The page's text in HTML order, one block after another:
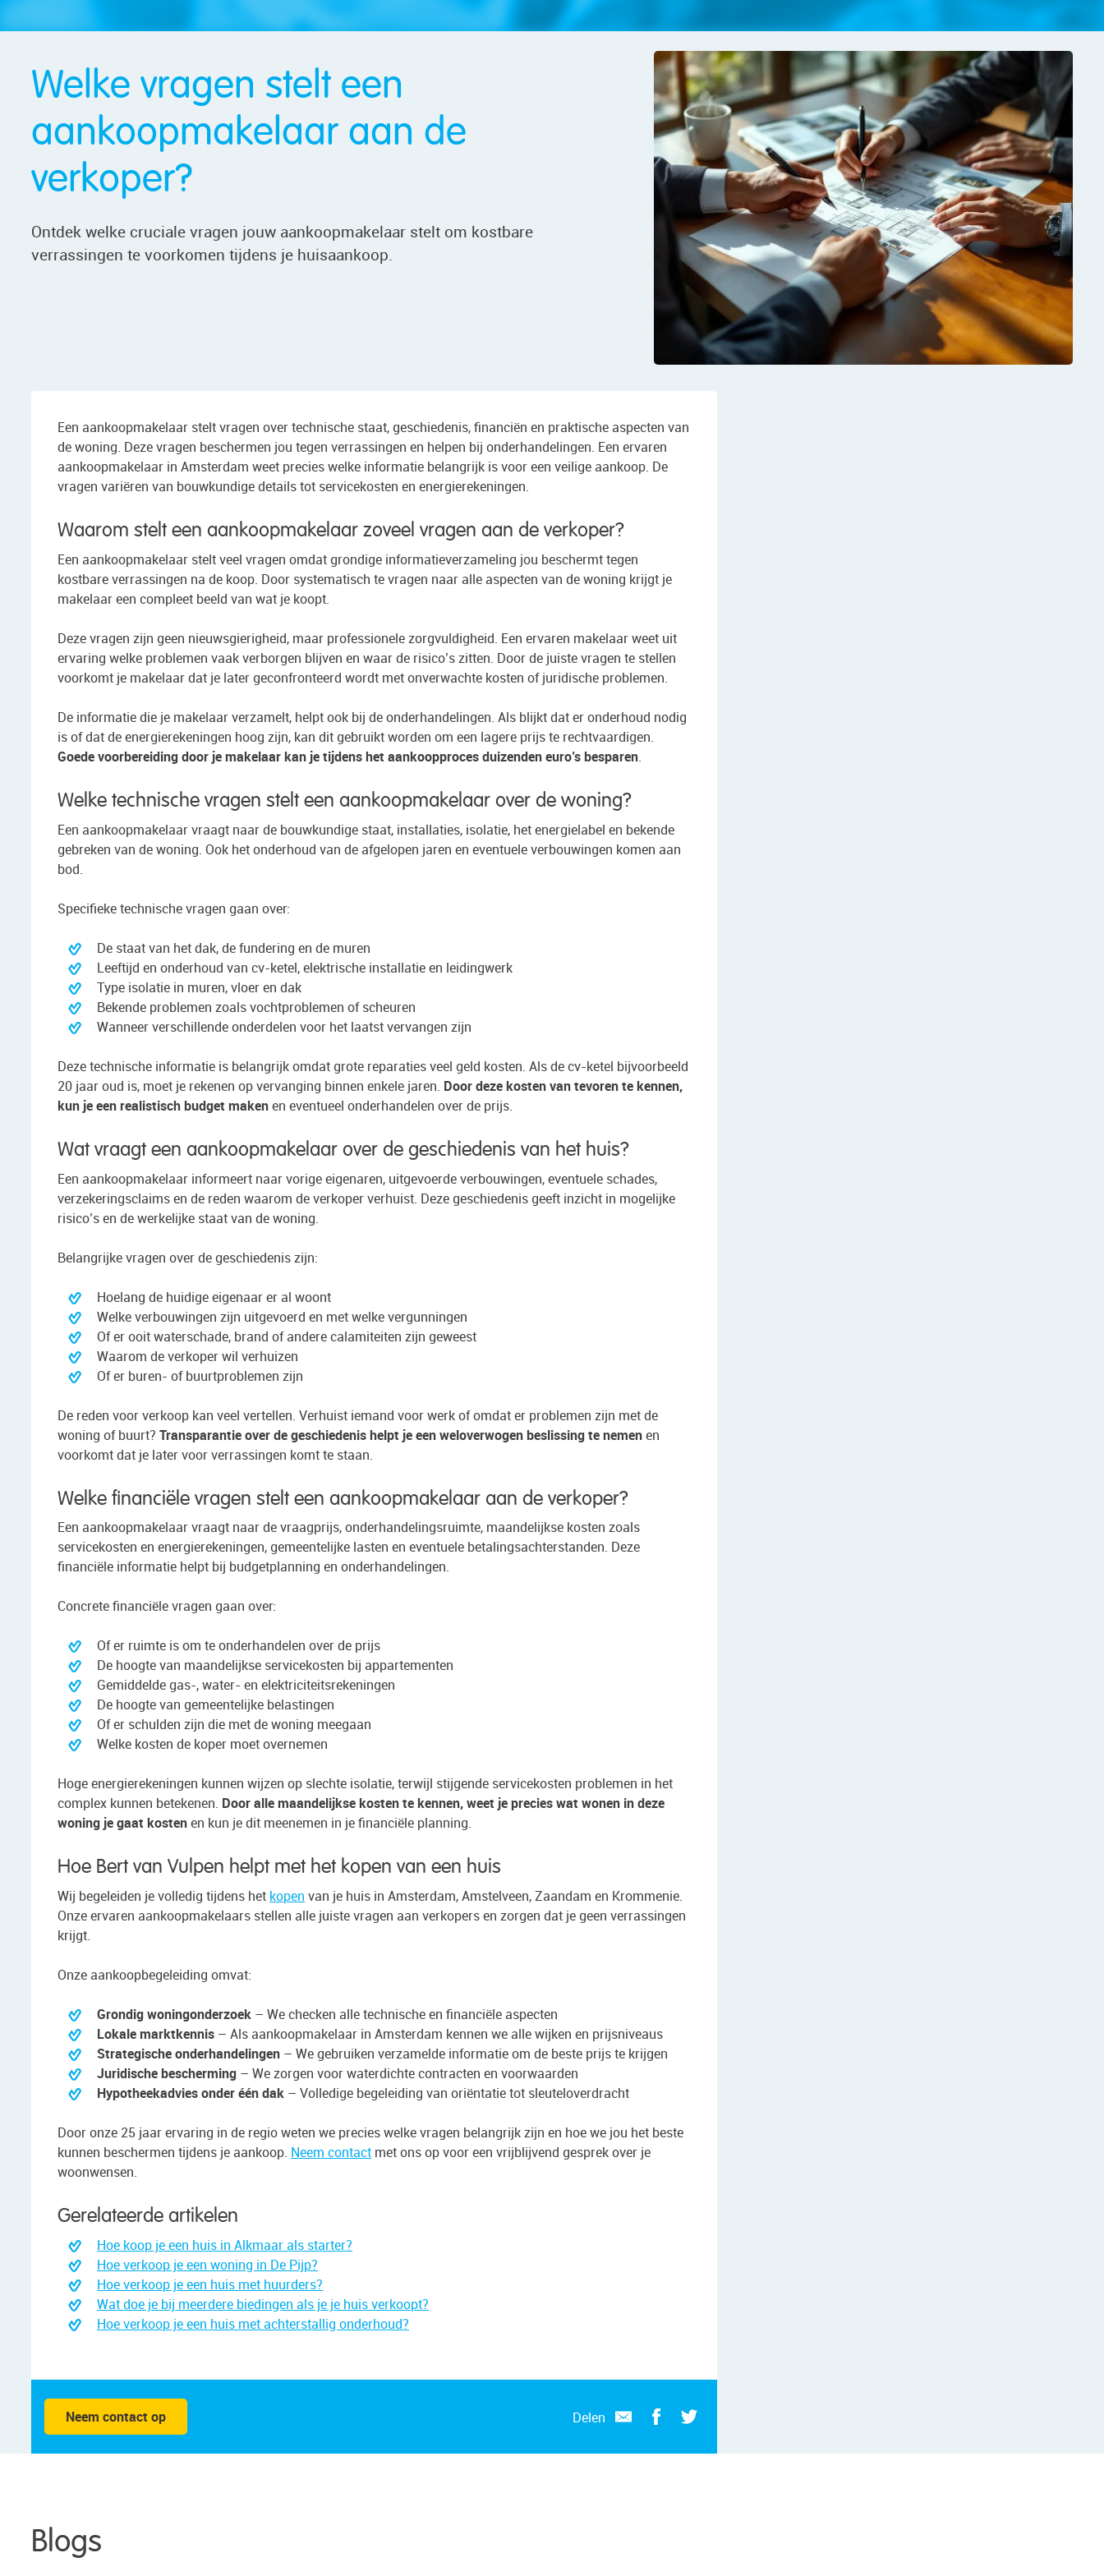
Welke vragen stelt een
aankoopmakelaar aan de
verkoper?
Ontdek welke cruciale vragen jouw aankoopmakelaar stelt om kostbare
verrassingen te voorkomen tijdens je huisaankoop.
Een aankoopmakelaar stelt vragen over technische staat, geschiedenis, financiën en praktische aspecten van
de woning. Deze vragen beschermen jou tegen verrassingen en helpen bij onderhandelingen. Een ervaren
aankoopmakelaar in Amsterdam weet precies welke informatie belangrijk is voor een veilige aankoop. De
vragen variëren van bouwkundige details tot servicekosten en energierekeningen.
Waarom stelt een aankoopmakelaar zoveel vragen aan de verkoper?
Een aankoopmakelaar stelt veel vragen omdat grondige informatieverzameling jou beschermt tegen
kostbare verrassingen na de koop. Door systematisch te vragen naar alle aspecten van de woning krijgt je
makelaar een compleet beeld van wat je koopt.
Deze vragen zijn geen nieuwsgierigheid, maar professionele zorgvuldigheid. Een ervaren makelaar weet uit
ervaring welke problemen vaak verborgen blijven en waar de risico’s zitten. Door de juiste vragen te stellen
voorkomt je makelaar dat je later geconfronteerd wordt met onverwachte kosten of juridische problemen.
De informatie die je makelaar verzamelt, helpt ook bij de onderhandelingen. Als blijkt dat er onderhoud nodig
is of dat de energierekeningen hoog zijn, kan dit gebruikt worden om een lagere prijs te rechtvaardigen.
Goede voorbereiding door je makelaar kan je tijdens het aankoopproces duizenden euro’s besparen.
Welke technische vragen stelt een aankoopmakelaar over de woning?
Een aankoopmakelaar vraagt naar de bouwkundige staat, installaties, isolatie, het energielabel en bekende
gebreken van de woning. Ook het onderhoud van de afgelopen jaren en eventuele verbouwingen komen aan
bod.
Specifieke technische vragen gaan over:
De staat van het dak, de fundering en de muren
Leeftijd en onderhoud van cv-ketel, elektrische installatie en leidingwerk
Type isolatie in muren, vloer en dak
Bekende problemen zoals vochtproblemen of scheuren
Wanneer verschillende onderdelen voor het laatst vervangen zijn
Deze technische informatie is belangrijk omdat grote reparaties veel geld kosten. Als de cv-ketel bijvoorbeeld
20 jaar oud is, moet je rekenen op vervanging binnen enkele jaren. Door deze kosten van tevoren te kennen,
kun je een realistisch budget makenen eventueel onderhandelen over de prijs.
Wat vraagt een aankoopmakelaar over de geschiedenis van het huis?
Een aankoopmakelaar informeert naar vorige eigenaren, uitgevoerde verbouwingen, eventuele schades,
verzekeringsclaims en de reden waarom de verkoper verhuist. Deze geschiedenis geeft inzicht in mogelijke
risico’s en de werkelijke staat van de woning.
Belangrijke vragen over de geschiedenis zijn:
Hoelang de huidige eigenaar er al woont
Welke verbouwingen zijn uitgevoerd en met welke vergunningen
Of er ooit waterschade, brand of andere calamiteiten zijn geweest
Waarom de verkoper wil verhuizen
Of er buren- of buurtproblemen zijn
De reden voor verkoop kan veel vertellen. Verhuist iemand voor werk of omdat er problemen zijn met de
woning of buurt? Transparantie over de geschiedenis helpt je een weloverwogen beslissing te nemenen
voorkomt dat je later voor verrassingen komt te staan.
Welke financiële vragen stelt een aankoopmakelaar aan de verkoper?
Een aankoopmakelaar vraagt naar de vraagprijs, onderhandelingsruimte, maandelijkse kosten zoals
servicekosten en energierekeningen, gemeentelijke lasten en eventuele betalingsachterstanden. Deze
financiële informatie helpt bij budgetplanning en onderhandelingen.
Concrete financiële vragen gaan over:
Of er ruimte is om te onderhandelen over de prijs
De hoogte van maandelijkse servicekosten bij appartementen
Gemiddelde gas-, water- en elektriciteitsrekeningen
De hoogte van gemeentelijke belastingen
Of er schulden zijn die met de woning meegaan
Welke kosten de koper moet overnemen
Hoge energierekeningen kunnen wijzen op slechte isolatie, terwijl stijgende servicekosten problemen in het
complex kunnen betekenen. Door alle maandelijkse kosten te kennen, weet je precies wat wonen in deze
woning je gaat kostenen kun je dit meenemen in je financiële planning.
Hoe Bert van Vulpen helpt met het kopen van een huis
Wij begeleiden je volledig tijdens het kopen van je huis in Amsterdam, Amstelveen, Zaandam en Krommenie.
Onze ervaren aankoopmakelaars stellen alle juiste vragen aan verkopers en zorgen dat je geen verrassingen
krijgt.
Onze aankoopbegeleiding omvat:
Grondig woningonderzoek – We checken alle technische en financiële aspecten
Lokale marktkennis – Als aankoopmakelaar in Amsterdam kennen we alle wijken en prijsniveaus
Strategische onderhandelingen – We gebruiken verzamelde informatie om de beste prijs te krijgen
Juridische bescherming – We zorgen voor waterdichte contracten en voorwaarden
Hypotheekadvies onder één dak – Volledige begeleiding van oriëntatie tot sleuteloverdracht
Door onze 25 jaar ervaring in de regio weten we precies welke vragen belangrijk zijn en hoe we jou het beste
kunnen beschermen tijdens je aankoop. Neem contact met ons op voor een vrijblijvend gesprek over je
woonwensen.
Gerelateerde artikelen
Hoe koop je een huis in Alkmaar als starter?
Hoe verkoop je een woning in De Pijp?
Hoe verkoop je een huis met huurders?
Wat doe je bij meerdere biedingen als je je huis verkoopt?
Hoe verkoop je een huis met achterstallig onderhoud?
Neem contact op Delen
Blogs